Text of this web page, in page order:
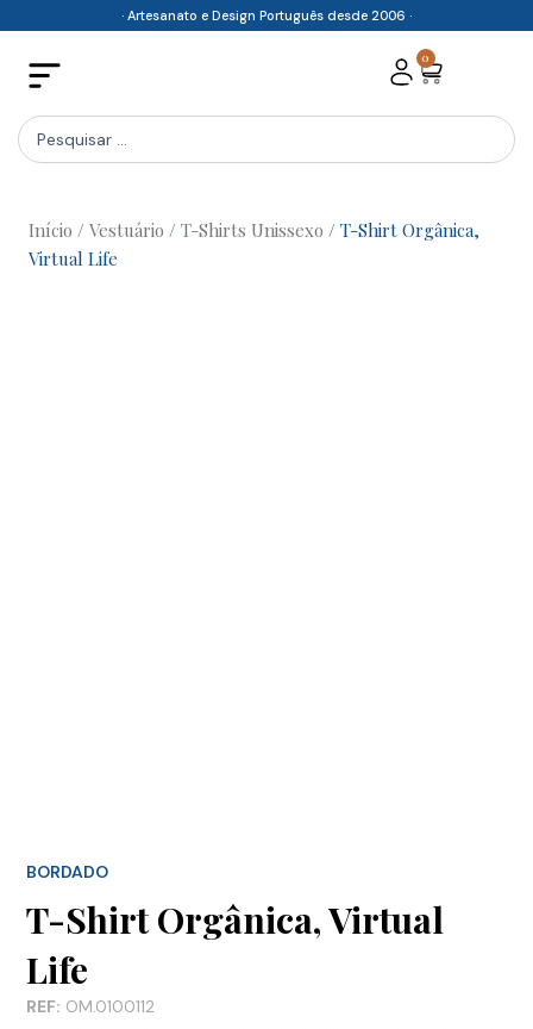
content
· Artesanato e Design Português desde 2006 ·
0
Cart
Search
...
Início / Vestuário / T-Shirts Unissexo / T-Shirt Orgânica,
Virtual Life
BORDADO
T-Shirt Orgânica, Virtual
Life
REF: OM.0100112